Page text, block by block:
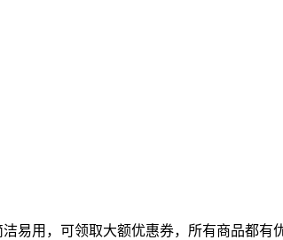
洁易用，可领取大额优惠券，所有商品都